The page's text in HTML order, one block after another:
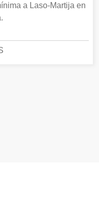
a Laso-Martija en